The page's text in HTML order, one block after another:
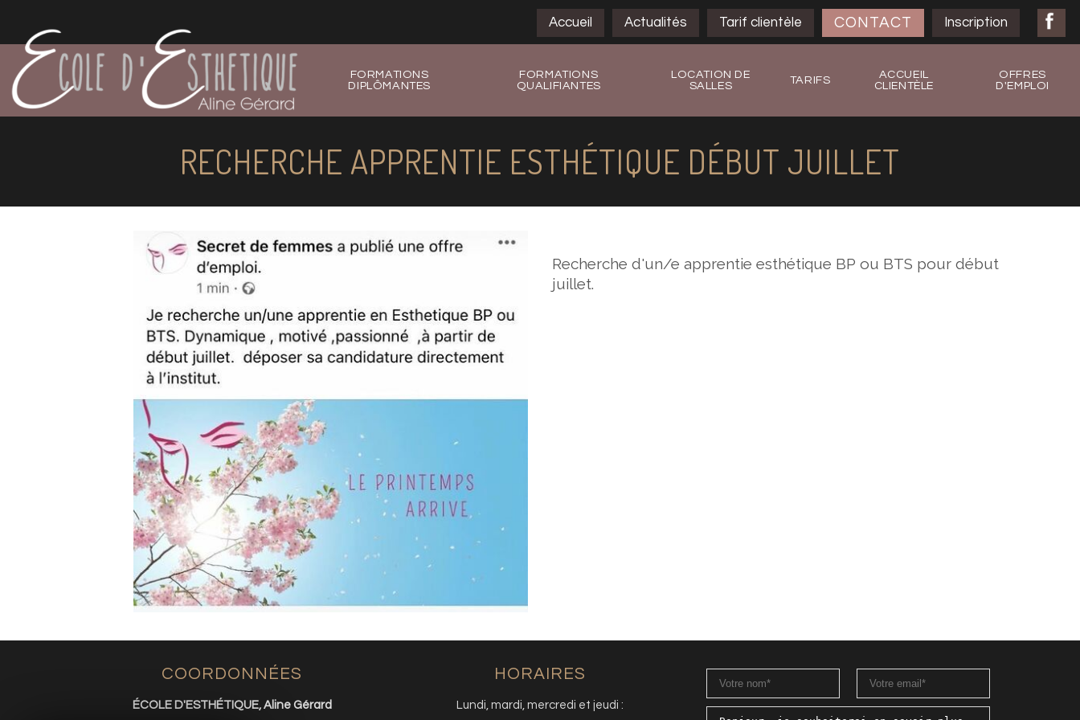
Accueil Actualités Tarif clientèle CONTACT Inscription
FORMATIONS
DIPLÔMANTES
FORMATIONS
QUALIFIANTES
LOCATION DE
SALLES
TARIFS
ACCUEIL
CLIENTÈLE
OFFRES
D'EMPLOI
RECHERCHE APPRENTIE ESTHÉTIQUE DÉBUT JUILLET
Recherche d'un/e apprentie esthétique BP ou BTS pour début
juillet.
COORDONNÉES
ÉCOLE D'ESTHÉTIQUE, Aline Gérard
HORAIRES
Lundi, mardi, mercredi et jeudi :